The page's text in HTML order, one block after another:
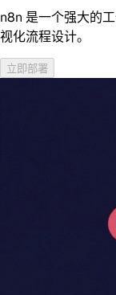
n8n 是一个强大的
视化流程设计。
立即部署